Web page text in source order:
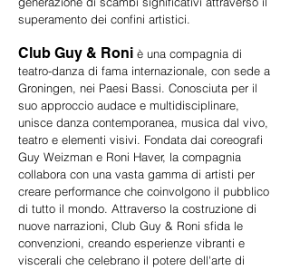
superamento dei confini artistici.
Club Guy & Roni è una compagnia di
teatro-danza di fama internazionale, con sede a
Groningen, nei Paesi Bassi. Conosciuta per il
suo approccio audace e multidisciplinare,
unisce danza contemporanea, musica dal vivo,
teatro e elementi visivi. Fondata dai coreografi
Guy Weizman e Roni Haver, la compagnia
collabora con una vasta gamma di artisti per
creare performance che coinvolgono il pubblico
di tutto il mondo. Attraverso la costruzione di
nuove narrazioni, Club Guy & Roni sfida le
convenzioni, creando esperienze vibranti e
viscerali che celebrano il potere dell'arte di